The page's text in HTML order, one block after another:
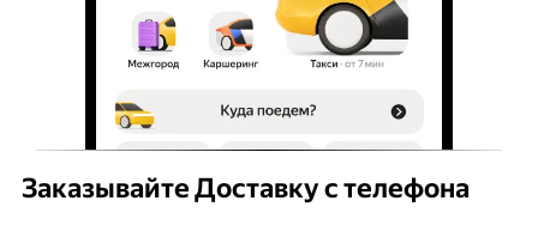
Заказывайте Доставку с телефона